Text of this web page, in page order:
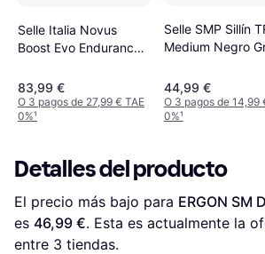
Selle Italia Novus
Boost Evo Endurance
145mm
83,99 €
O 3 pagos de 27,99 € TAE
0%¹
Selle SMP Sillín
Medium Negro
44,99 €
O 3 pagos de 14,99
0%¹
Detalles del producto
El precio más bajo para ERGON SM
es 46,99 €. Esta es actualmente la
entre 3 tiendas.